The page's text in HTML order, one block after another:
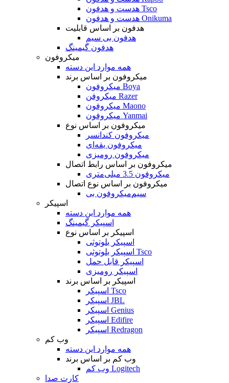
هدست و هدفون Tsco
هدست و هدفون Onikuma
هدفون بر اساس قابلیت
هدفون بی سیم
هدفون گیمینگ
میکروفون
همه موارد این دسته
میکروفون بر اساس برند
میکروفون Boya
میکروفن Razer
میکروفون Maono
میکروفون Yanmai
میکروفون بر اساس نوع
میکروفون کندانسر
میکروفون یقه‌ای
میکروفون رومیزی
میکروفون بر اساس رابط اتصال
میکروفون 3.5 میلی‌متری
میکروفون بر اساس نوع اتصال
میکروفون بی‌‎سیم
اسپیکر
همه موارد این دسته
اسپیکر گیمینگ
اسپیکر بر اساس نوع
اسپیکر بلوتوثی
اسپیکر بلوتوثی Tsco
اسپیکر قابل حمل
اسپیکر رومیزی
اسپیکر بر اساس برند
اسپیکر Tsco
اسپیکر JBL
اسپیکر Genius
اسپیکر Edifire
اسپیکر Redragon
وب کم
همه موارد این دسته
وب کم بر اساس برند
وب کم Logitech
کارت صدا